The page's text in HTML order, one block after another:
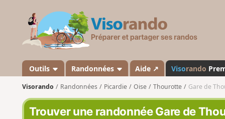
s
a
n
d
o
Outils Randonnées Aide ↗ Visorando
Visorando Randonnées Picardie Oise Thourotte Gare de
Trouver une randonnée Gare de